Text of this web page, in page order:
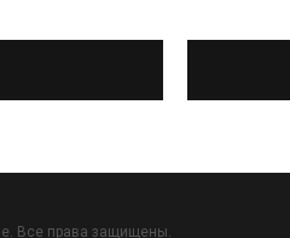
Все права защищены.